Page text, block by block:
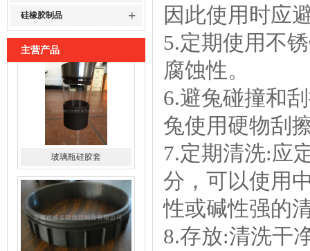
硅橡胶制品 +
主营产品
导热硅胶制品
因此使用时应
5.定期使用不
腐蚀性。
6.避兔碰撞和
兔使用硬物刮
7.定期清洗:应
分，可以使用
性或碱性强的
8.存放:清洗干